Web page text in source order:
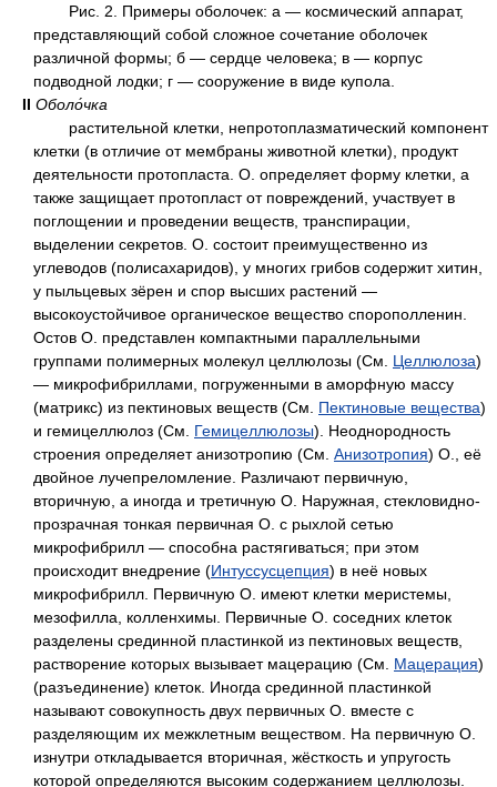
Рис. 2. Примеры оболочек: а — космический аппарат,
представляющий собой сложное сочетание оболочек
различной формы; б — сердце человека; в — корпус
подводной лодки; г — сооружение в виде купола.
II Оболо́чка
растительной клетки, непротоплазматический компонент
клетки (в отличие от мембраны животной клетки), продукт
деятельности протопласта. О. определяет форму клетки, а
также защищает протопласт от повреждений, участвует в
поглощении и проведении веществ, транспирации,
выделении секретов. О. состоит преимущественно из
углеводов (полисахаридов), у многих грибов содержит хитин,
у пыльцевых зёрен и спор высших растений —
высокоустойчивое органическое вещество спорополленин.
Остов О. представлен компактными параллельными
группами полимерных молекул целлюлозы (См. Целлюлоза)
— микрофибриллами, погруженными в аморфную массу
(матрикс) из пектиновых веществ (См. Пектиновые вещества)
и гемицеллюлоз (См. Гемицеллюлозы). Неоднородность
строения определяет анизотропию (См. Анизотропия) О., её
двойное лучепреломление. Различают первичную,
вторичную, а иногда и третичную О. Наружная, стекловидно-
прозрачная тонкая первичная О. с рыхлой сетью
микрофибрилл — способна растягиваться; при этом
происходит внедрение (Интуссусцепция) в неё новых
микрофибрилл. Первичную О. имеют клетки меристемы,
мезофилла, колленхимы. Первичные О. соседних клеток
разделены срединной пластинкой из пектиновых веществ,
растворение которых вызывает мацерацию (См. Мацерация)
(разъединение) клеток. Иногда срединной пластинкой
называют совокупность двух первичных О. вместе с
разделяющим их межклетным веществом. На первичную О.
изнутри откладывается вторичная, жёсткость и упругость
которой определяются высоким содержанием целлюлозы.